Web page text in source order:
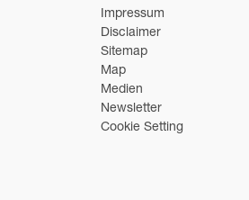
Impressum
Disclaimer
Sitemap
Map
Medien
Newsletter
Cookie Setting